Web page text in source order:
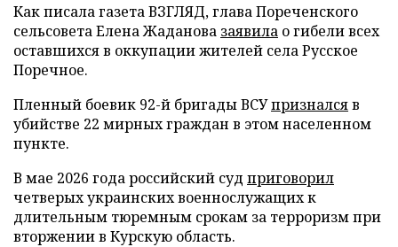
Как писала газета ВЗГЛЯД, глава Пореченского
сельсовета Елена Жаданова заявила о гибели всех
оставшихся в оккупации жителей села Русское
Поречное.
Пленный боевик 92-й бригады ВСУпризналсяв
убийстве 22 мирных граждан в этом населенном
пункте.
В мае 2026 года российский суд приговорил
четверых украинских военнослужащих к
длительным тюремным срокам за терроризм при
вторжении в Курскую область.